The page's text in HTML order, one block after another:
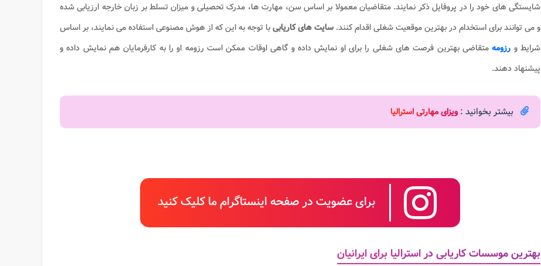
شایستگی های خود را در پروفایل ذکر نمایند. متقاضیان معمولا بر اساس سن، مهارت ها، مدرک تحصیلی و میزان تسلط بر زبان خارجه ارزیابی شده
و می توانند برای استخدام در بهترین موقعیت شغلی اقدام کنند. سایت های کاریابیبا توجه به این که از هوش مصنوعی استفاده می نمایند، بر اساس
شرایط و رزومهمتقاضی بهترین فرصت های شغلی را برای او نمایش داده و گاهی اوقات ممکن است رزومه او را به کارفرمایان هم نمایش داده و
پیشنهاد دهند.
بیشتر بخوانید : ویزای مهارتی استرالیا
برای عضویت در صفحه اینستاگرام ما کلیک کنید
بهترین موسسات کاریابی در استرالیا برای ایرانیان